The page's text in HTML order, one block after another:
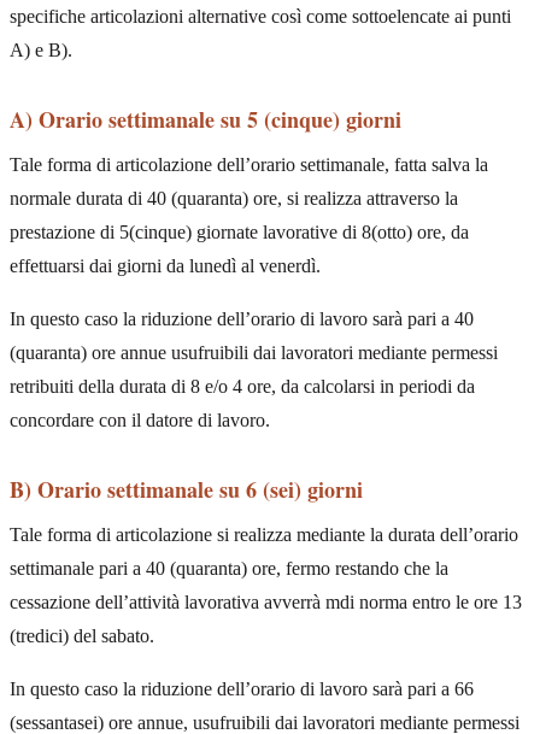
specifiche articolazioni alternative così come sottoelencate ai punti
A) e B).
A) Orario settimanale su 5 (cinque) giorni
Tale forma di articolazione dell’orario settimanale, fatta salva la
normale durata di 40 (quaranta) ore, si realizza attraverso la
prestazione di 5(cinque) giornate lavorative di 8(otto) ore, da
effettuarsi dai giorni da lunedì al venerdì.
In questo caso la riduzione dell’orario di lavoro sarà pari a 40
(quaranta) ore annue usufruibili dai lavoratori mediante permessi
retribuiti della durata di 8 e/o 4 ore, da calcolarsi in periodi da
concordare con il datore di lavoro.
B) Orario settimanale su 6 (sei) giorni
Tale forma di articolazione si realizza mediante la durata dell’orario
settimanale pari a 40 (quaranta) ore, fermo restando che la
cessazione dell’attività lavorativa avverrà mdi norma entro le ore 13
(tredici) del sabato.
In questo caso la riduzione dell’orario di lavoro sarà pari a 66
(sessantasei) ore annue, usufruibili dai lavoratori mediante permessi